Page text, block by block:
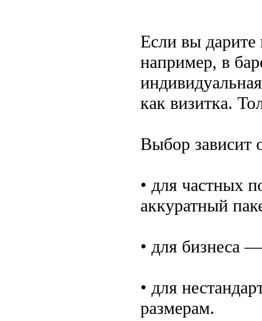
Если вы дарите
например, в
как визитка.
Выбор зависит
• для частных
аккуратный
• для бизнеса
• для
размерам.